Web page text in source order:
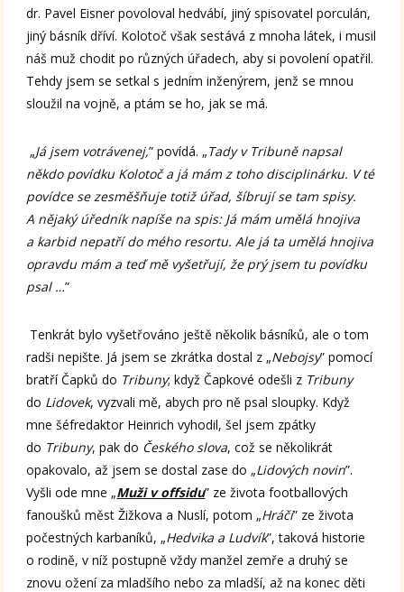
dr. Pavel Eisner povoloval hedvábí, jiný spisovatel porculán,
jiný básník dříví. Kolotoč však sestává z mnoha látek, i musil
náš muž chodit po různých úřadech, aby si povolení opatřil.
Tehdy jsem se setkal s jedním inženýrem, jenž se mnou
sloužil na vojně, a ptám se ho, jak se má.
„Já jsem votrávenej,” povídá. „Tady v Tribuně napsal
někdo povídku Kolotoč a já mám z toho disciplinárku. V té
povídce se zesměšňuje totiž úřad, šíbrují se tam spisy.
A nějaký úředník napíše na spis: Já mám umělá hnojiva
a karbid nepatří do mého resortu. Ale já ta umělá hnojiva
opravdu mám a teď mě vyšetřují, že prý jsem tu povídku
psal …”
Tenkrát bylo vyšetřováno ještě několik básníků, ale o tom
radši nepište. Já jsem se zkrátka dostal z „Nebojsy” pomocí
bratří Čapků do Tribuny; když Čapkové odešli z Tribuny
do Lidovek, vyzvali mě, abych pro ně psal sloupky. Když
mne šéfredaktor Heinrich vyhodil, šel jsem zpátky
do Tribuny, pak do Českého slova, což se několikrát
opakovalo, až jsem se dostal zase do „Lidových novin”.
Vyšli ode mne „Muži v offsidu” ze života footballových
fanoušků měst Žižkova a Nuslí, potom „Hráči” ze života
počestných karbaníků, „Hedvika a Ludvík”, taková historie
o rodině, v níž postupně vždy manžel zemře a druhý se
znovu ožení za mladšího nebo za mladší, až na konec děti